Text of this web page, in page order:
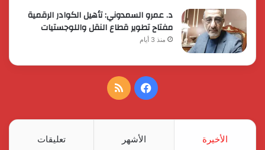
د. عمرو السمدوني: تأهيل الكوادر الرقمية
مفتاح تطوير قطاع النقل واللوجستيات
منذ 3 أيام
فيسبوكملخص
الأخيرة الأشهر تعليقات